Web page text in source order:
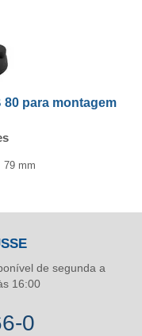
80 para montagem
79 mm
de segunda a
16:00
0